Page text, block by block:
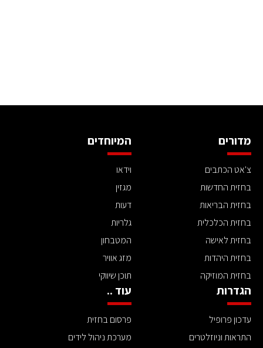
מדורים
צ'אט הכתבים
בחזית החדשות
בחזית הבריאות
בחזית הכלכלית
בחזית לאישה
בחזית היהדות
בחזית המוזיקה
המיוחדים
וידאו
מגזין
דעות
גלריות
המטבחון
מזג אוויר
תוכן שיווקי
הגדרות
עדכון פרופיל
התראות וניוזלטרים
עוד ..
פרסום בחזית
מערכת ניהול לידים